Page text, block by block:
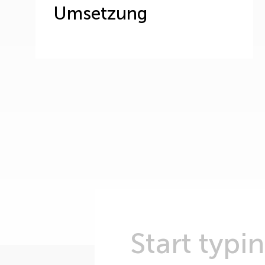
Umsetzung